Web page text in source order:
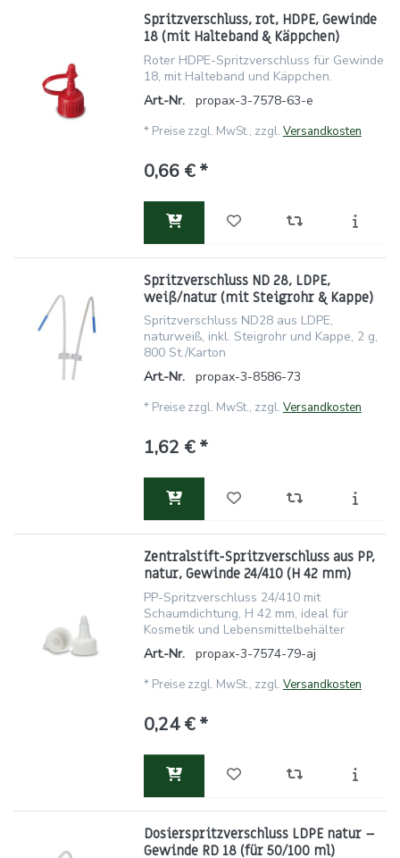
Spritzverschluss, rot, HDPE, Gewinde
18 (mit Halteband & Käppchen)
Roter HDPE-Spritzverschluss für Gewinde
18, mit Halteband und Käppchen.
Art.-Nr.
propax-3-7578-63-e
* Preise zzgl. MwSt., zzgl. Versandkosten
0,66 € *
Spritzverschluss ND 28, LDPE,
weiß/natur (mit Steigrohr & Kappe)
Spritzverschluss ND28 aus LDPE,
naturweiß, inkl. Steigrohr und Kappe, 2 g,
800 St./Karton
Art.-Nr.
propax-3-8586-73
* Preise zzgl. MwSt., zzgl. Versandkosten
1,62 € *
Zentralstift-Spritzverschluss aus PP,
natur, Gewinde 24/410 (H 42 mm)
PP-Spritzverschluss 24/410 mit
Schaumdichtung, H 42 mm, ideal für
Kosmetik und Lebensmittelbehälter
Art.-Nr.
propax-3-7574-79-aj
* Preise zzgl. MwSt., zzgl. Versandkosten
0,24 € *
Dosierspritzverschluss LDPE natur –
Gewinde RD 18 (für 50/100 ml)